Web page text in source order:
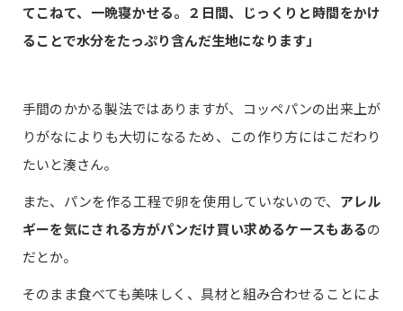
てこねて、一晩寝かせる。２日間、じっくりと時間をかけ
ることで水分をたっぷり含んだ生地になります」
手間のかかる製法ではありますが、コッペパンの出来上が
りがなによりも大切になるため、この作り方にはこだわり
たいと湊さん。
また、パンを作る工程で卵を使用していないので、 アレル
ギーを気にされる方がパンだけ買い求めるケースもあるの
だとか。
そのまま食べても美味しく、具材と組み合わせることによ